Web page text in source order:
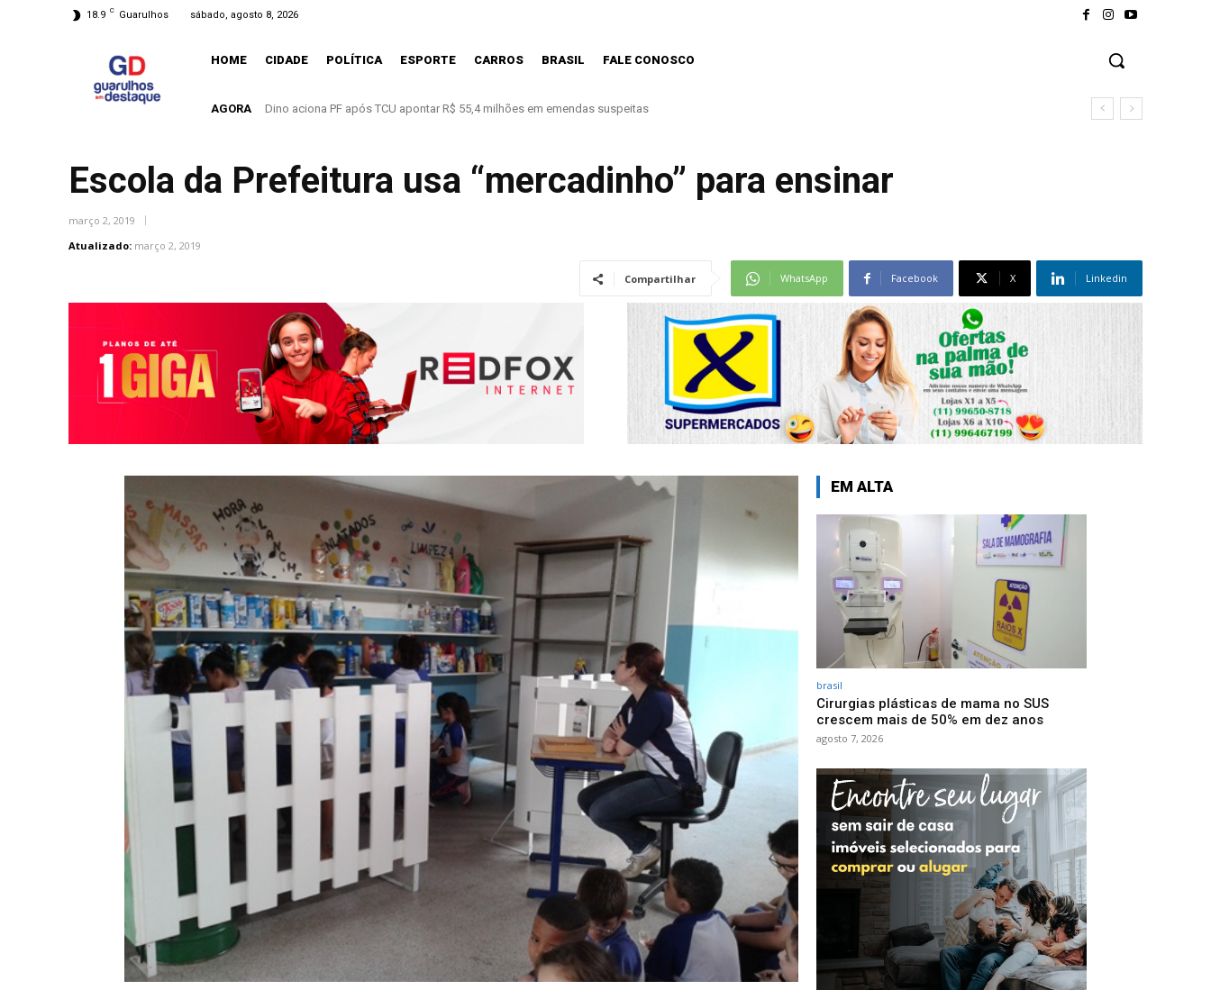
18.9 C Guarulhos sábado, agosto 8, 2026
HOME CIDADE POLÍTICA ESPORTE CARROS BRASIL FALE CONOSCO
AGORADino aciona PF após TCU apontar R$ 55,4 milhões em emendas suspeitas
O mundo mudou. E Guarulhos precisa estar preparada.
Escola da Prefeitura usa “mercadinho” para ensinar
março 2, 2019
Atualizado: março 2, 2019
Compartilhar WhatsApp Facebook X Linkedin
EM ALTA
brasil
Cirurgias plásticas de mama no SUS
crescem mais de 50% em dez anos
agosto 7, 2026